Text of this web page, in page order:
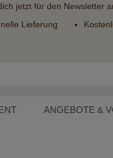
jetzt für den Newsletter
Lieferung
ANGEBOTE &